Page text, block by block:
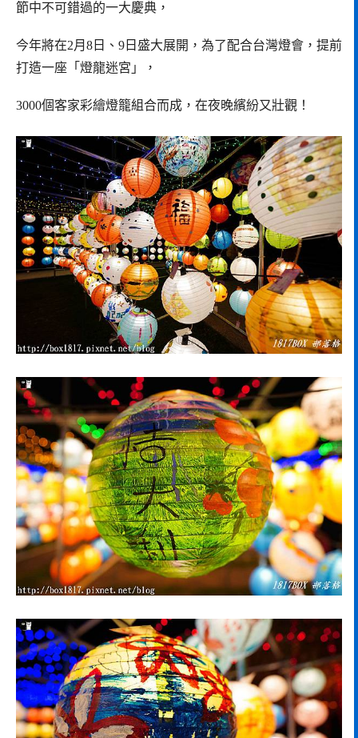
節中不可錯過的一大慶典，
今年將在2月8日、9日盛大展開，為了配合台灣燈會，提前
打造一座「燈龍迷宮」，
3000個客家彩繪燈籠組合而成，在夜晚繽紛又壯觀！